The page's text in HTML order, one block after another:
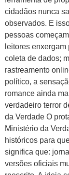
cidadãos nunca
observados. E
pessoas
leitores
coleta de dados;
rastreamento
político, a
romance ainda
verdadeiro terror
da Verdade O
Ministério da
históricos para
significa que:
versões oficiais